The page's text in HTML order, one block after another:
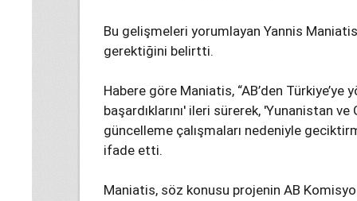
Bu gelişmeleri yorumlayan Yannis Maniatis
gerektiğini belirtti.
Habere göre Maniatis, “AB’den
başardıklarını' ileri sürerek, 'Yunanistan ve
güncelleme çalışmaları nedeniyle
ifade etti.
Maniatis, söz konusu projenin AB